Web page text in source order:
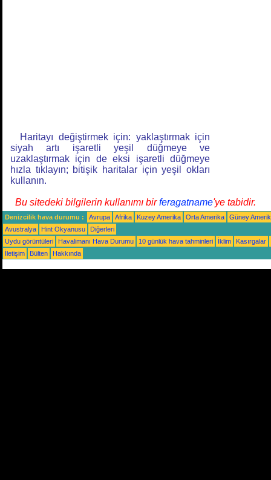
Haritayı değiştirmek için: yaklaştırmak için
siyah artı işaretli yeşil düğmeye ve
uzaklaştırmak için de eksi işaretli düğmeye
hızla tıklayın; bitişik haritalar için yeşil okları
kullanın.
Bu sitedeki bilgilerin kullanımı birferagatname'ye tabidir.
Denizcilik hava durumu : Avrupa Afrika Kuzey Amerika Orta Amerika
Güney
Avustralya
Hint Okyanusu
Diğerleri
Uydu görüntüleri
Havalimanı Hava Durumu 10 günlük hava tahminleri İklim
Kasırgalar
İletişim
Bülten Hakkında